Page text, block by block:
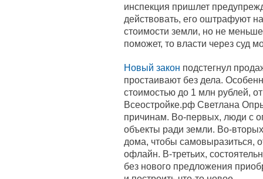
инспекция пришлет
действовать, его оштрафуют
стоимости земли, но не
поможет, то власти через суд
Новый закон подстегнул
простаивают без дела.
стоимостью до 1 млн рублей,
Всеостройке.рф Светлана
причинам. Во-первых, люди с
объекты ради земли. Во-
дома, чтобы самовыразиться,
офлайн. В-третьих,
без нового предложения